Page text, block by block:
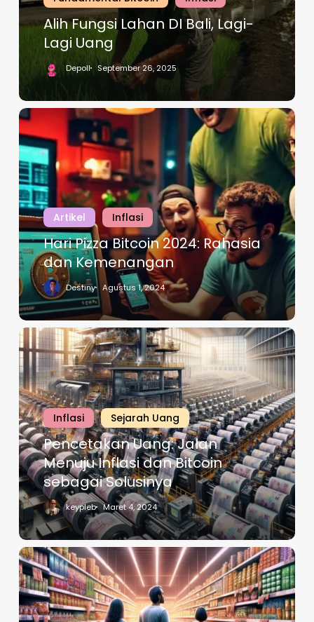
Alih Fungsi Lahan DI Bali, Lagi-
Lagi Uang
Depoll September 26, 2025
Artikel Inflasi
Hari Pizza Bitcoin 2024: Rahasia
dan Kemenangan
Destiny Agustus 1, 2024
Inflasi Sejarah Uang
Pencetakan Uang: Jalan
Menuju Inflasi dan Bitcoin
sebagai Solusinya
keypleb Maret 4, 2024